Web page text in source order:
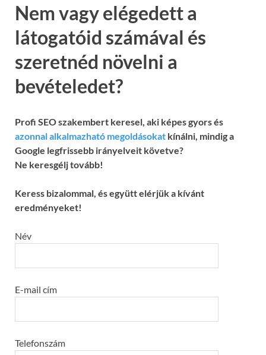
Nem vagy elégedett a
látogatóid számával és
szeretnéd növelni a
bevételedet?
Profi SEO szakembert keresel, aki képes gyors és
azonnal alkalmazható megoldásokat kínálni, mindig a
Google legfrissebb irányelveit követve?
Ne keresgélj tovább!
Keress bizalommal, és együtt elérjük a kívánt
eredményeket!
Név
E-mail cím
Telefonszám